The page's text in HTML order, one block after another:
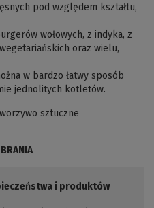
pod względem kształtu,
wołowych, z indyka, z
oraz wielu,
w bardzo łatwy sposób
jednolitych kotletów.
sztuczne
i produktów